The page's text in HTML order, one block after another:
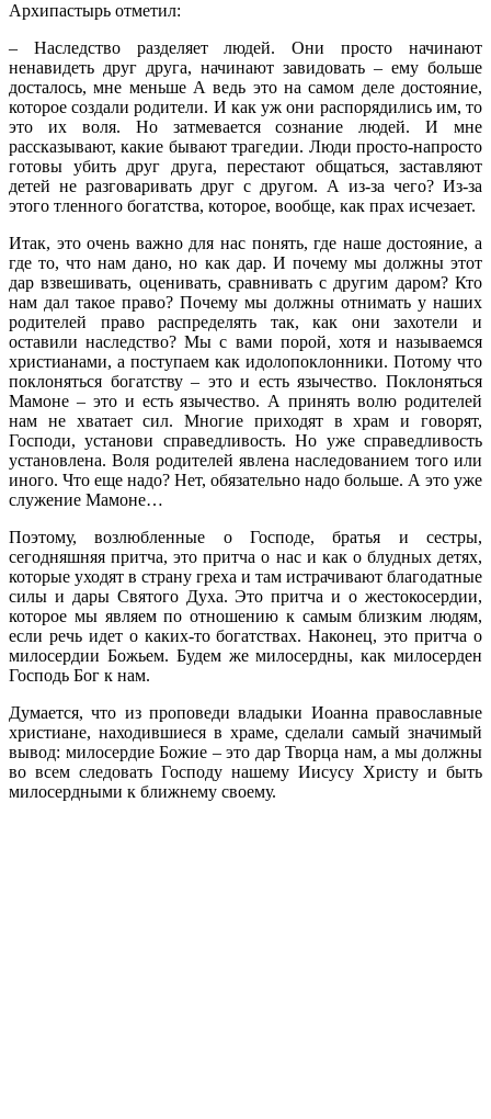
Архипастырь отметил:
– Наследство разделяет людей. Они просто начинают
ненавидеть друг друга, начинают завидовать – ему больше
досталось, мне меньше А ведь это на самом деле достояние,
которое создали родители. И как уж они распорядились им, то
это их воля. Но затмевается сознание людей. И мне
рассказывают, какие бывают трагедии. Люди просто-напросто
готовы убить друг друга, перестают общаться, заставляют
детей не разговаривать друг с другом. А из-за чего? Из-за
этого тленного богатства, которое, вообще, как прах исчезает.
Итак, это очень важно для нас понять, где наше достояние, а
где то, что нам дано, но как дар. И почему мы должны этот
дар взвешивать, оценивать, сравнивать с другим даром? Кто
нам дал такое право? Почему мы должны отнимать у наших
родителей право распределять так, как они захотели и
оставили наследство? Мы с вами порой, хотя и называемся
христианами, а поступаем как идолопоклонники. Потому что
поклоняться богатству – это и есть язычество. Поклоняться
Мамоне – это и есть язычество. А принять волю родителей
нам не хватает сил. Многие приходят в храм и говорят,
Господи, установи справедливость. Но уже справедливость
установлена. Воля родителей явлена наследованием того или
иного. Что еще надо? Нет, обязательно надо больше. А это уже
служение Мамоне…
Поэтому, возлюбленные о Господе, братья и сестры,
сегодняшняя притча, это притча о нас и как о блудных детях,
которые уходят в страну греха и там истрачивают благодатные
силы и дары Святого Духа. Это притча и о жестокосердии,
которое мы являем по отношению к самым близким людям,
если речь идет о каких-то богатствах. Наконец, это притча о
милосердии Божьем. Будем же милосердны, как милосерден
Господь Бог к нам.
Думается, что из проповеди владыки Иоанна православные
христиане, находившиеся в храме, сделали самый значимый
вывод: милосердие Божие – это дар Творца нам, а мы должны
во всем следовать Господу нашему Иисусу Христу и быть
милосердными к ближнему своему.